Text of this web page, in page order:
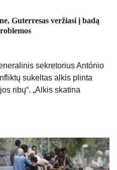
Guterresas veržiasi į badą
sekretorius António
sukeltas alkis plinta
ribų“. „Alkis skatina